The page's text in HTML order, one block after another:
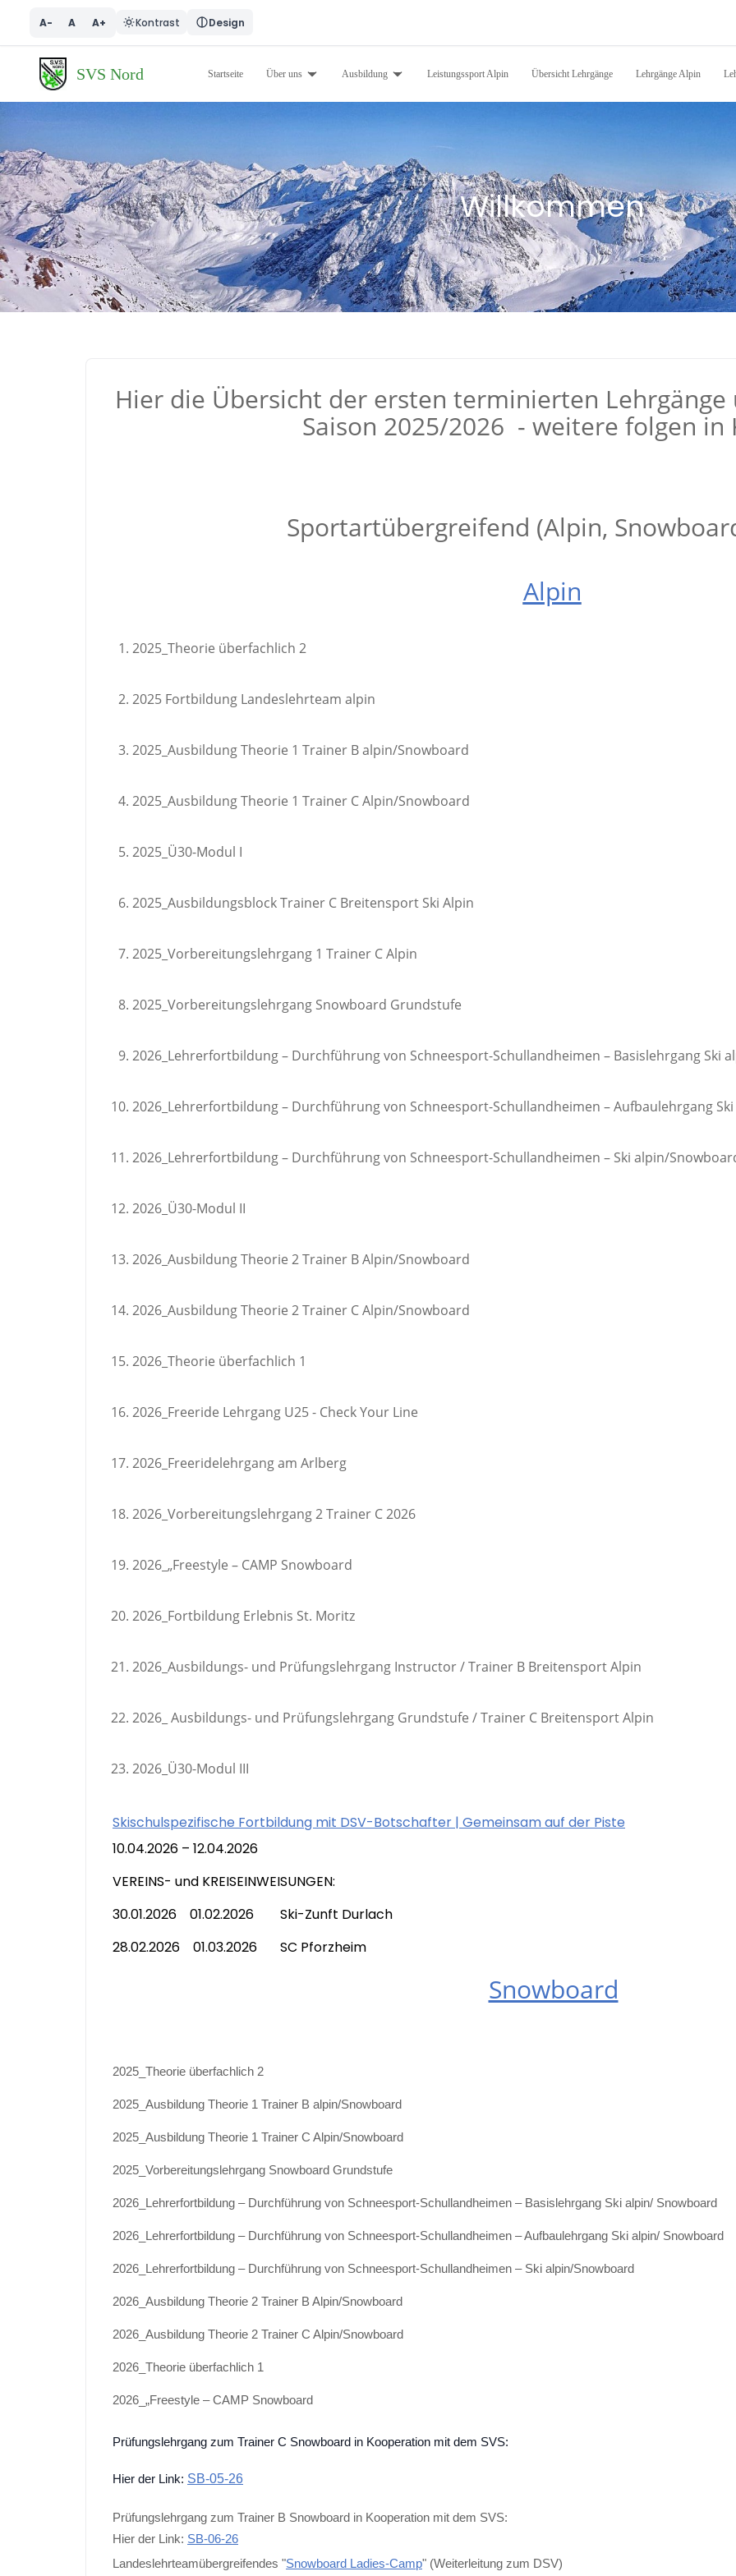
A- A A+ Kontrast Design
SVS Nord Startseite Über uns Ausbildung Leistungssport Alpin Übersicht Lehrgänge Lehrgänge Alpin
Willkommen
Hier die Übersicht der ersten terminierten
Saison 2025/2026 - weitere folgen in
Sportartübergreifend (Alpin,
Alpin
2025_Theorie überfachlich 2
2025 Fortbildung Landeslehrteam alpin
2025_Ausbildung Theorie 1 Trainer B alpin/Snowboard
2025_Ausbildung Theorie 1 Trainer C Alpin/Snowboard
2025_Ü30-Modul I
2025_Ausbildungsblock Trainer C Breitensport Ski Alpin
2025_Vorbereitungslehrgang 1 Trainer C Alpin
2025_Vorbereitungslehrgang Snowboard Grundstufe
2026_Lehrerfortbildung – Durchführung von Schneesport-Schullandheimen – Basislehrgang Ski
2026_Lehrerfortbildung – Durchführung von Schneesport-Schullandheimen – Aufbaulehrgang
2026_Lehrerfortbildung – Durchführung von Schneesport-Schullandheimen – Ski alpin/
2026_Ü30-Modul II
2026_Ausbildung Theorie 2 Trainer B Alpin/Snowboard
2026_Ausbildung Theorie 2 Trainer C Alpin/Snowboard
2026_Theorie überfachlich 1
2026_Freeride Lehrgang U25 - Check Your Line
2026_Freeridelehrgang am Arlberg
2026_Vorbereitungslehrgang 2 Trainer C 2026
2026_„Freestyle – CAMP Snowboard
2026_Fortbildung Erlebnis St. Moritz
2026_Ausbildungs- und Prüfungslehrgang Instructor / Trainer B Breitensport Alpin
2026_ Ausbildungs- und Prüfungslehrgang Grundstufe / Trainer C Breitensport Alpin
2026_Ü30-Modul III
Skischulspezifische Fortbildung mit DSV-Botschafter | Gemeinsam auf der Piste
10.04.2026 – 12.04.2026
VEREINS- und KREISEINWEISUNGEN:
30.01.2026 01.02.2026 Ski-Zunft Durlach
28.02.2026 01.03.2026 SC Pforzheim
Snowboard
2025_Theorie überfachlich 2
2025_Ausbildung Theorie 1 Trainer B alpin/Snowboard
2025_Ausbildung Theorie 1 Trainer C Alpin/Snowboard
2025_Vorbereitungslehrgang Snowboard Grundstufe
2026_Lehrerfortbildung – Durchführung von Schneesport-Schullandheimen – Basislehrgang Ski alpin/ Snowboard
2026_Lehrerfortbildung – Durchführung von Schneesport-Schullandheimen – Aufbaulehrgang Ski alpin/ Snowboard
2026_Lehrerfortbildung – Durchführung von Schneesport-Schullandheimen – Ski alpin/Snowboard
2026_Ausbildung Theorie 2 Trainer B Alpin/Snowboard
2026_Ausbildung Theorie 2 Trainer C Alpin/Snowboard
2026_Theorie überfachlich 1
2026_„Freestyle – CAMP Snowboard
Prüfungslehrgang zum Trainer C Snowboard in Kooperation mit dem SVS:
Hier der Link: SB-05-26
Prüfungslehrgang zum Trainer B Snowboard in Kooperation mit dem SVS:
Hier der Link: SB-06-26
Landeslehrteamübergreifendes "Snowboard Ladies-Camp" (Weiterleitung zum DSV)